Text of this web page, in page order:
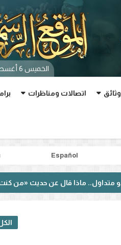
الخميس 6 أغسطس 2026 م - 21 صفر 1448 هـ
وثائق اتصالات ومناظرات
Español
قال عن حديث «من كنت مولاه